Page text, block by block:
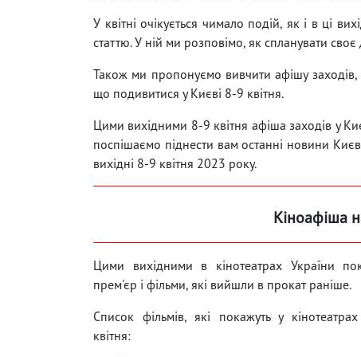
У квітні очікується чимало подій, як і в ці
статтю. У ній ми розповімо, як спланувати своє
Також ми пропонуємо вивчити афішу
що подивитися у Києві 8-9 квітня.
Цими вихідними 8-9 квітня афіша заходів у
поспішаємо піднести вам останні новини
вихідні 8-9 квітня 2023 року.
Кіноафіша
Цими вихідними в кінотеатрах України
прем'єр і фільми, які вийшли в прокат раніше.
Список фільмів, які покажуть у
квітня: